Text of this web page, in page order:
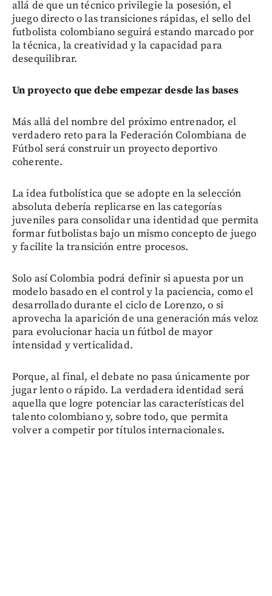
allá de que un técnico privilegie la posesión, el
juego directo o las transiciones rápidas, el sello del
futbolista colombiano seguirá estando marcado por
la técnica, la creatividad y la capacidad para
desequilibrar.
Un proyecto que debe empezar desde las bases
Más allá del nombre del próximo entrenador, el
verdadero reto para la Federación Colombiana de
Fútbol será construir un proyecto deportivo
coherente.
La idea futbolística que se adopte en la selección
absoluta debería replicarse en las categorías
juveniles para consolidar una identidad que permita
formar futbolistas bajo un mismo concepto de juego
y facilite la transición entre procesos.
Solo así Colombia podrá definir si apuesta por un
modelo basado en el control y la paciencia, como el
desarrollado durante el ciclo de Lorenzo, o si
aprovecha la aparición de una generación más veloz
para evolucionar hacia un fútbol de mayor
intensidad y verticalidad.
Porque, al final, el debate no pasa únicamente por
jugar lento o rápido. La verdadera identidad será
aquella que logre potenciar las características del
talento colombiano y, sobre todo, que permita
volver a competir por títulos internacionales.